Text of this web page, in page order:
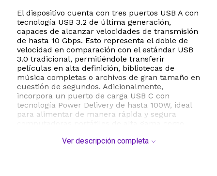
El dispositivo cuenta con tres puertos USB A con
tecnología USB 3.2 de última generación,
capaces de alcanzar velocidades de transmisión
de hasta 10 Gbps. Esto representa el doble de
velocidad en comparación con el estándar USB
3.0 tradicional, permitiéndole transferir
películas en alta definición, bibliotecas de
música completas o archivos de gran tamaño en
cuestión de segundos. Adicionalmente,
incorpora un puerto de carga USB C con
tecnología Power Delivery de hasta 100W, ideal
para alimentar de manera rápida y segura
completo la preocupación por la descarga de la
Ver descripción completa